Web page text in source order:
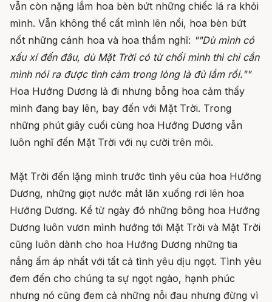
vẫn còn nặng lắm hoa bèn bứt những chiếc lá ra khỏi
mình. Vẫn không thể cất mình lên nổi, hoa bèn bứt
nốt những cánh hoa và hoa thầm nghĩ: ""Dù mình có
xấu xí đến đâu, dù Mặt Trời có từ chối mình thì chỉ cần
mình nói ra được tình cảm trong lòng là đủ lắm rồi.""
Hoa Hướng Dương lả đi nhưng bỗng hoa cảm thấy
mình đang bay lên, bay đến với Mặt Trời. Trong
những phút giây cuối cùng hoa Hướng Dương vẫn
luôn nghĩ đến Mặt Trời với nụ cười trên môi.
Mặt Trời đến lặng mình trước tình yêu của hoa Hướng
Dương, những giọt nước mắt lăn xuống rơi lên hoa
Hướng Dương. Kể từ ngày đó những bông hoa Hướng
Dương luôn vươn mình hướng tới Mặt Trời và Mặt Trời
cũng luôn dành cho hoa Hướng Dương những tia
nắng ấm áp nhất với tất cả tình yêu dịu ngọt. Tình yêu
đem đến cho chúng ta sự ngọt ngào, hạnh phúc
nhưng nó cũng đem cả những nỗi đau nhưng đừng vì